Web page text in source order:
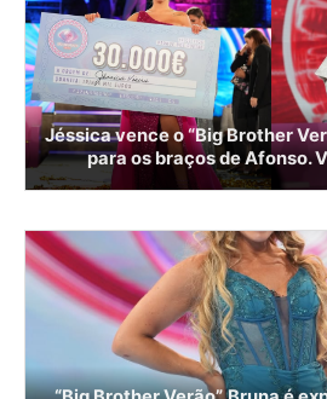
Jéssica vence o “Big Brother
para os braços de Afonso.